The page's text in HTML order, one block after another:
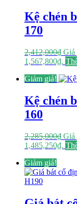
Kệ chén
170
2,412,000₫ Giá
1,567,800₫.
Giảm giá!
Kệ chén
160
2,285,000₫ Giá
1,485,250₫.
Giảm giá!